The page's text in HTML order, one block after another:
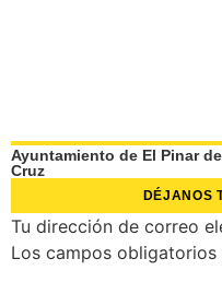
Ayuntamiento de El Pinar
Cruz
DÉJANOS
Tu dirección de correo
Los campos